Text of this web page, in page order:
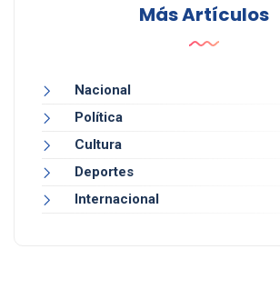
Más Artículos
Nacional
Política
Cultura
Deportes
Internacional